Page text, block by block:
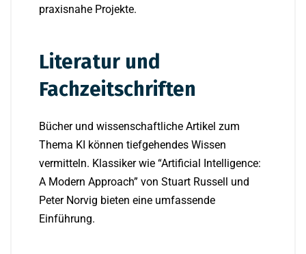
praxisnahe Projekte.
Literatur und
Fachzeitschriften
Bücher und wissenschaftliche Artikel zum
Thema KI können tiefgehendes Wissen
vermitteln. Klassiker wie “Artificial Intelligence:
A Modern Approach” von Stuart Russell und
Peter Norvig bieten eine umfassende
Einführung.